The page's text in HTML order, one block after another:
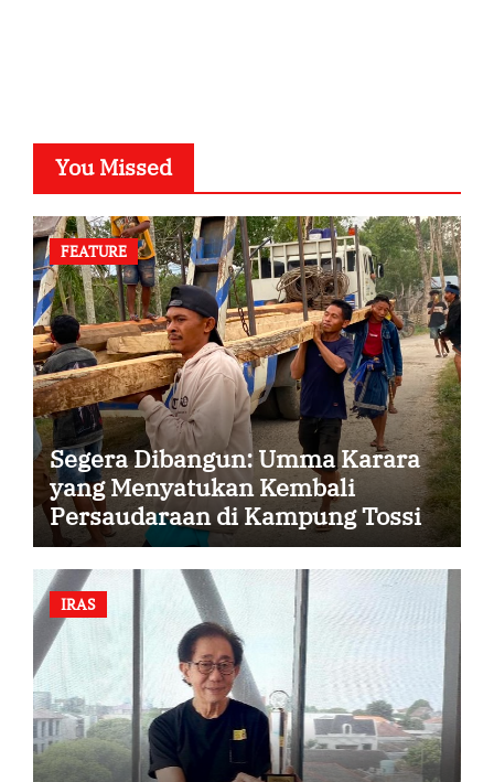
You Missed
FEATURE
Segera Dibangun: Umma Karara
yang Menyatukan Kembali
Persaudaraan di Kampung Tossi
IRAS